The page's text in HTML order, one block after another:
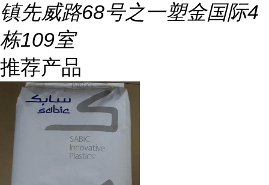
镇先威路68号之一塑金国际4
栋109室
推荐产品